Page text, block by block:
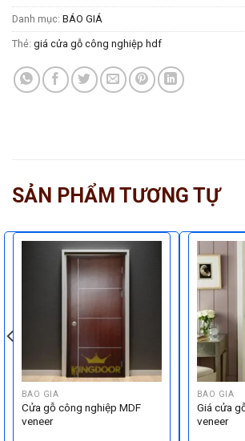
Danh mục: BÁO GIÁ
Thẻ: giá cửa gỗ công nghiệp hdf
SẢN PHẨM TƯƠNG TỰ
BÁO GIÁ
Cửa gỗ công nghiệp MDF
veneer
BÁO GIÁ
Giá cửa
veneer